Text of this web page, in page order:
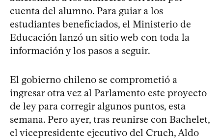
cuenta del alumno. Para guiar a los
estudiantes beneficiados, el Ministerio de
Educación lanzó un sitio web con toda la
información y los pasos a seguir.
El gobierno chileno se comprometió a
ingresar otra vez al Parlamento este proyecto
de ley para corregir algunos puntos, esta
semana. Pero ayer, tras reunirse con Bachelet,
el vicepresidente ejecutivo del Cruch, Aldo